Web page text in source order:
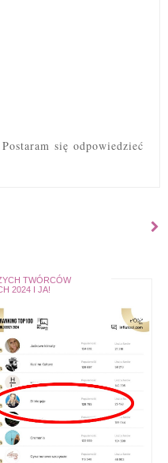
się odpowiedzieć
TWÓRCÓW
2024 I JA!